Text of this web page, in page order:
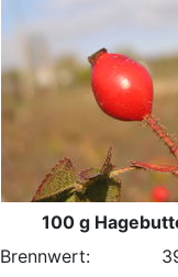
100 g
Brennwert: